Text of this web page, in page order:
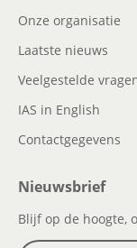
Onze organisatie
Laatste nieuws
Veelgestelde
IAS in English
Contactgegevens
Nieuwsbrief
Blijf op de hoogte,